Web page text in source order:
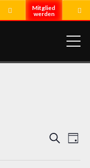
SUCHE
TAG